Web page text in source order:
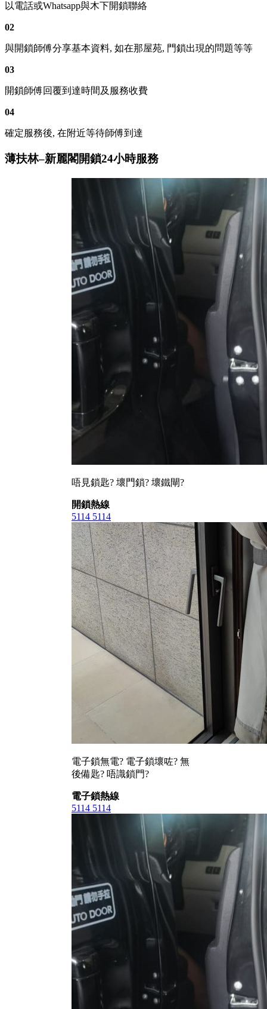
以電話或Whatsapp與木下開鎖聯絡
02
與開鎖師傅分享基本資料, 如在那屋苑, 門鎖出現的問題等等
03
開鎖師傅回覆到達時間及服務收費
04
確定服務後, 在附近等待師傅到達
薄扶林–新麗閣開鎖24小時服務
唔見鎖匙? 壞門鎖? 壞鐵閘?
開鎖熱線
5114 5114
電子鎖無電? 電子鎖壞咗? 無
後備匙? 唔識鎖門?
電子鎖熱線
5114 5114